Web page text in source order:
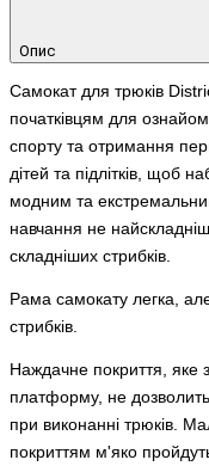
Опис
Самокат для трюків
початківцям для
спорту та отримання
дітей та підлітків, щоб
модним та
навчання не
складніших стрибків.
Рама самокату легка,
стрибків.
Наждачне покриття, яке
платформу, не
при виконанні трюків.
покриттям м'яко